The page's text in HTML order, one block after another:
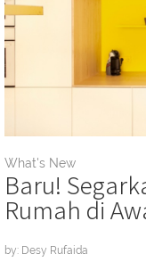
What's New
Baru!
Rumah di
by: Desy Rufaida